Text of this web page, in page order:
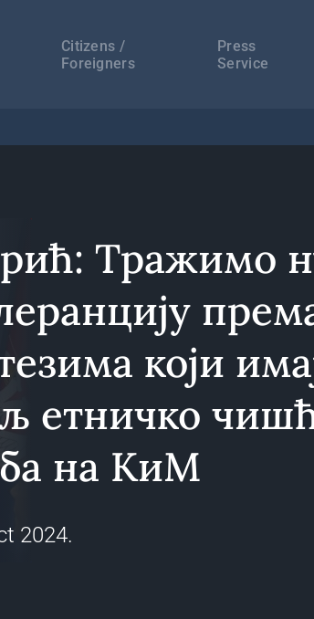
Citizens /
Foreigners
Press
Service
Тражимо
који
етничко
на КиМ
2024.